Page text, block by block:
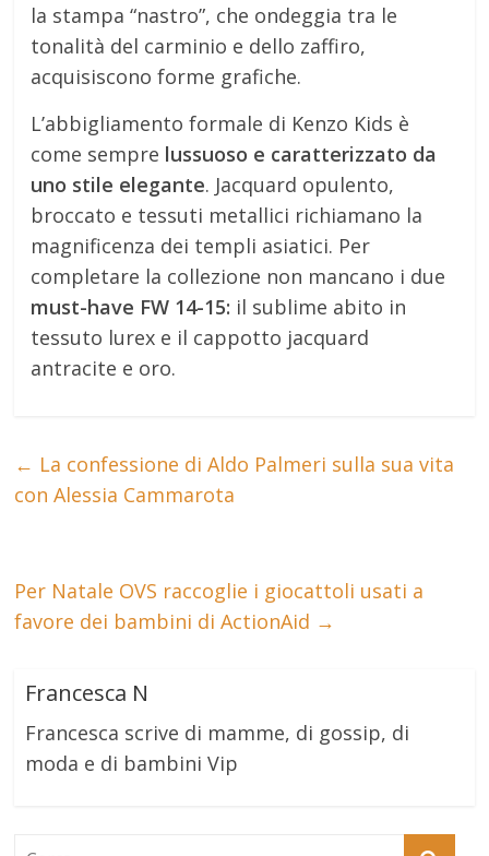
la stampa “nastro”, che ondeggia tra le
tonalità del carminio e dello zaffiro,
acquisiscono forme grafiche.
L’abbigliamento formale di Kenzo Kids è
come sempre lussuoso e caratterizzato da
uno stile elegante. Jacquard opulento,
broccato e tessuti metallici richiamano la
magnificenza dei templi asiatici. Per
completare la collezione non mancano i due
must-have FW 14-15: il sublime abito in
tessuto lurex e il cappotto jacquard
antracite e oro.
← La confessione di Aldo Palmeri sulla sua vita
con Alessia Cammarota
Per Natale OVS raccoglie i giocattoli usati a
favore dei bambini di ActionAid →
Francesca N
Francesca scrive di mamme, di gossip, di
moda e di bambini Vip